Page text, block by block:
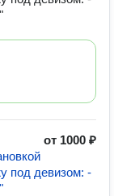
от 1000 ₽
под девизом: -